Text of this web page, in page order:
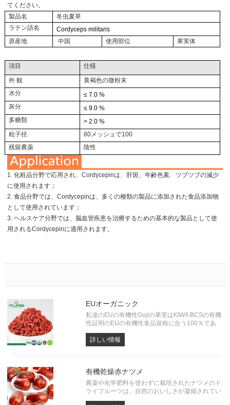
てください。
製品名
冬虫夏草
ラテン語名
Cordyceps militaris
原産地
中国 使用部位 果実体
項目
仕様
外 観
黄褐色の微粉末
水分
≤ 7.0 %
灰分
≤ 9.0 %
多糖類
> 2.0 %
粒子径
80メッシュで100
残留農薬
陰性
1. 化粧品分野で応用され、Cordycepinは、肝斑、年齢色素、ツブツブの減少
に使用されます；
2. 食品分野では、Cordycepinは、多くの種類の製品に添加された食品添加物
として使用されています；
3. ヘルスケア分野では、脳血管疾患を治療するための基本的な製品として使
用されるCordycepinに適用されます。
EUオーガニック
私達のEUの有機性Gojiの果実はKIWA BCSの有機
性証明のEUの有機性食品規格に合う100％であ
る。 Organic Gojiのあらゆるバッチは残留農薬、
重金属および微生物のテストを受けなければなら
ない。すべてソースから、独自の工場がありま
詳しい情報
有機乾燥赤ナツメ
農薬や化学肥料を使わずに栽培されたナツメのド
ライフルーツは、自然のおいしさが凝縮されてい